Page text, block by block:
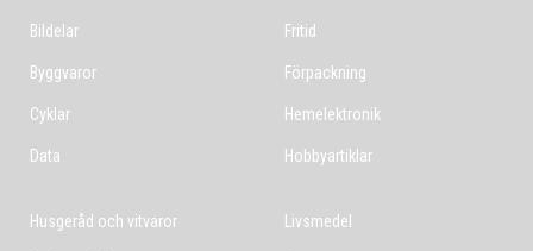
Bildelar
Byggvaror
Cyklar
Data
Fritid
Förpackning
Hemelektronik
Hobbyartiklar
Husgeråd och vitvaror Livsmedel